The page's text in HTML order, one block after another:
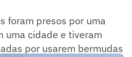
foram presos por uma
uma cidade e tiveram
por usarem bermudas